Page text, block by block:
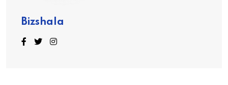
Bizshala